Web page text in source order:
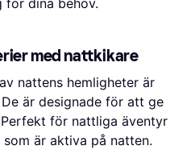
för dina behov.
med nattkikare
nattens hemligheter är
är designade för att ge
för nattliga äventyr
är aktiva på natten.